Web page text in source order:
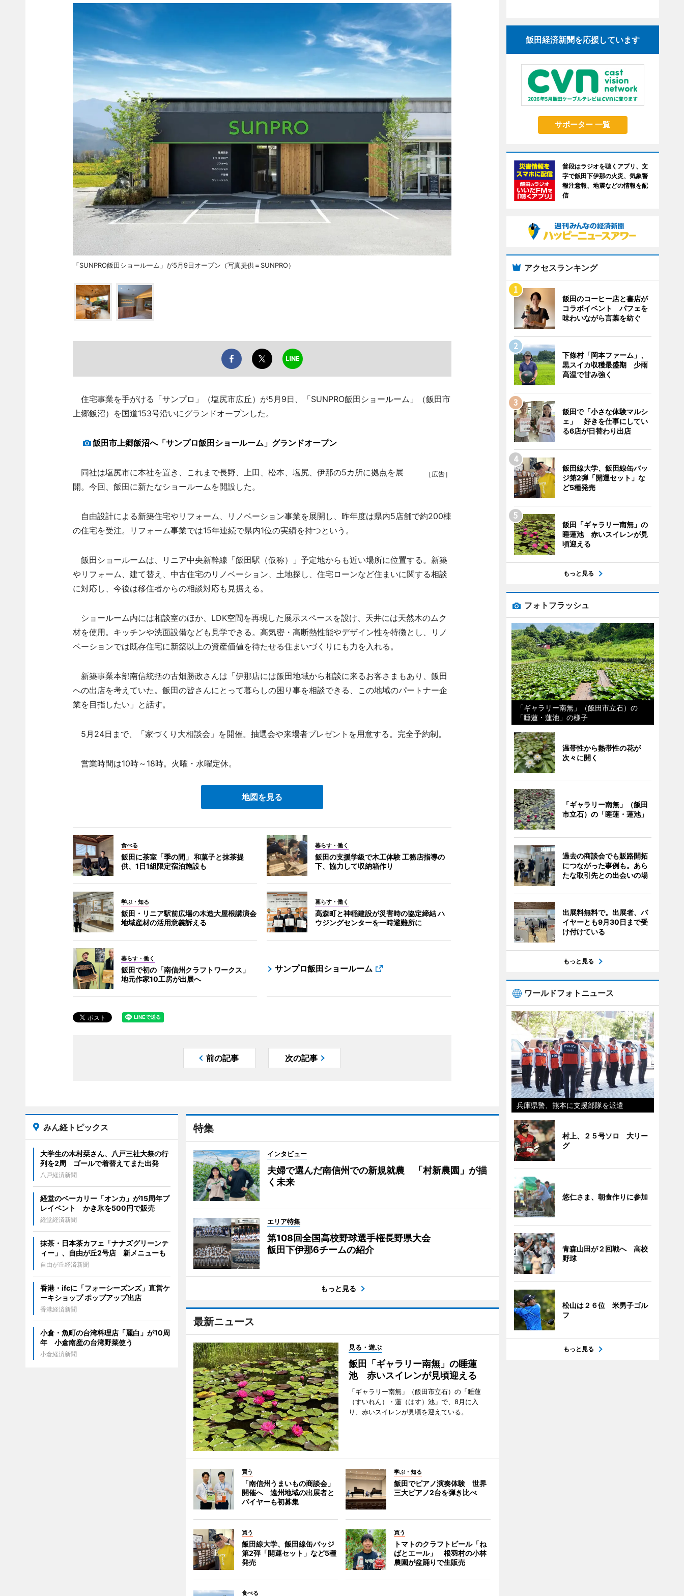
「SUNPRO飯田ショールーム」が5月9日オープン（写真提供＝SUNPRO）
住宅事業を手がける「サンプロ」（塩尻市広丘）が5月9日、「SUNPRO飯田ショールーム」（飯田市
上郷飯沼）を国道153号沿いにグランドオープンした。
飯田市上郷飯沼へ「サンプロ飯田ショールーム」グランドオープン
［広告］
同社は塩尻市に本社を置き、これまで長野、上田、松本、塩尻、伊那の5カ所に拠点を展
開。今回、飯田に新たなショールームを開設した。
自由設計による新築住宅やリフォーム、リノベーション事業を展開し、昨年度は県内5店舗で約200棟
の住宅を受注。リフォーム事業では15年連続で県内1位の実績を持つという。
飯田ショールームは、リニア中央新幹線「飯田駅（仮称）」予定地からも近い場所に位置する。新築
やリフォーム、建て替え、中古住宅のリノベーション、土地探し、住宅ローンなど住まいに関する相談
に対応し、今後は移住者からの相談対応も見据える。
ショールーム内には相談室のほか、LDK空間を再現した展示スペースを設け、天井には天然木のムク
材を使用。キッチンや洗面設備なども見学できる。高気密・高断熱性能やデザイン性を特徴とし、リノ
ベーションでは既存住宅に新築以上の資産価値を待たせる住まいづくりにも力を入れる。
新築事業本部南信統括の古畑勝政さんは「伊那店には飯田地域から相談に来るお客さまもあり、飯田
への出店を考えていた。飯田の皆さんにとって暮らしの困り事を相談できる、この地域のパートナー企
業を目指したい」と話す。
5月24日まで、「家づくり大相談会」を開催。抽選会や来場者プレゼントを用意する。完全予約制。
営業時間は10時～18時。火曜・水曜定休。
地図を見る
食べる
飯田に茶室「季の間」 和菓子と抹茶提
供、1日1組限定宿泊施設も
暮らす・働く
飯田の支援学級で木工体験 工務店指導の
下、協力して収納箱作り
学ぶ・知る
飯田・リニア駅前広場の木造大屋根講演会
地域産材の活用意義訴える
暮らす・働く
高森町と神稲建設が災害時の協定締結 ハ
ウジングセンターを一時避難所に
暮らす・働く
飯田で初の「南信州クラフトワークス」
地元作家10工房が出展へ
サンプロ飯田ショールーム
前の記事 次の記事
特集
インタビュー
夫婦で選んだ南信州での新規就農 「村新農園」が描
く未来
エリア特集
第108回全国高校野球選手権長野県大会
飯田下伊那6チームの紹介
もっと見る
最新ニュース
見る・遊ぶ
飯田「ギャラリー南無」の睡蓮
池 赤いスイレンが見頃迎える
「ギャラリー南無」（飯田市立石）の「睡蓮
（すいれん）・蓮（はす）池」で、8月に入
り、赤いスイレンが見頃を迎えている。
買う
「南信州うまいもの商談会」
開催へ 遠州地域の出展者と
バイヤーも初募集
学ぶ・知る
飯田でピアノ演奏体験 世界
三大ピアノ2台を弾き比べ
買う
飯田線大学、飯田線缶バッジ
第2弾「開運セット」など5種
発売
買う
トマトのクラフトビール「ね
ばとエール」 根羽村の小林
農園が盆踊りで生販売
食べる
みん経トピックス
大学生の木村栞さん、八戸三社大祭の行
列を2周 ゴールで着替えてまた出発
八戸経済新聞
経堂のベーカリー「オンカ」が15周年プ
レイベント かき氷を500円で販売
経堂経済新聞
抹茶・日本茶カフェ「ナナズグリーンテ
ィー」、自由が丘2号店 新メニューも
自由が丘経済新聞
香港・ifcに「フォーシーズンズ」直営ケ
ーキショップ ポップアップ出店
香港経済新聞
小倉・魚町の台湾料理店「麗白」が10周
年 小倉南産の台湾野菜使う
小倉経済新聞
飯田経済新聞を応援しています
サポーター 一覧
普段はラジオを聴くアプリ、文
字で飯田下伊那の火災、気象警
報注意報、地震などの情報を配
信
アクセスランキング
飯田のコーヒー店と書店が
コラボイベント パフェを
味わいながら言葉を紡ぐ
下條村「岡本ファーム」、
黒スイカ収穫最盛期 少雨
高温で甘み強く
飯田で「小さな体験マルシ
ェ」 好きを仕事にしてい
る6店が日替わり出店
飯田線大学、飯田線缶バッ
ジ第2弾「開運セット」な
ど5種発売
飯田「ギャラリー南無」の
睡蓮池 赤いスイレンが見
頃迎える
もっと見る
フォトフラッシュ
「ギャラリー南無」（飯田市立石）の
「睡蓮・蓮池」の様子
温帯性から熱帯性の花が
次々に開く
「ギャラリー南無」（飯田
市立石）の「睡蓮・蓮池」
過去の商談会でも販路開拓
につながった事例も。あら
たな取引先との出会いの場
出展料無料で。出展者、バ
イヤーとも9月30日まで受
け付けている
もっと見る
ワールドフォトニュース
兵庫県警、熊本に支援部隊を派遣
村上、２５号ソロ 大リー
グ
悠仁さま、朝食作りに参加
青森山田が２回戦へ 高校
野球
松山は２６位 米男子ゴル
フ
もっと見る